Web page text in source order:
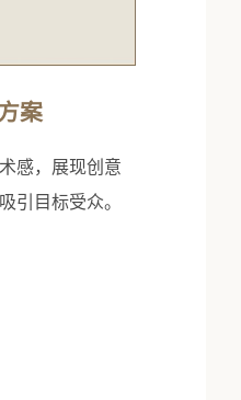
案
感，展现创意
引目标受众。